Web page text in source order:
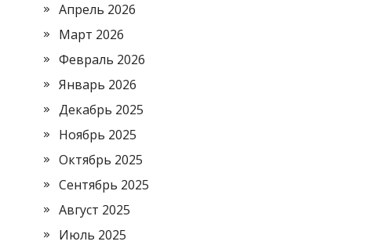
Апрель 2026
Март 2026
Февраль 2026
Январь 2026
Декабрь 2025
Ноябрь 2025
Октябрь 2025
Сентябрь 2025
Август 2025
Июль 2025